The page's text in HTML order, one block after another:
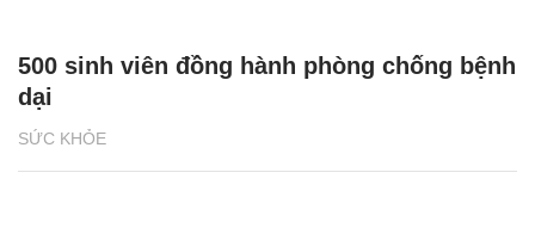
SỨC KHỎE
500 sinh viên đồng hành phòng chống bệnh
dại